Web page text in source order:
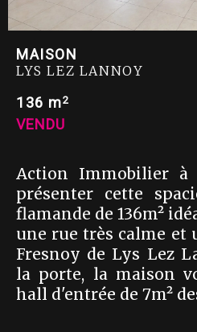
MAISON
LYS LEZ LANNOY
136 m2
VENDU
Action Immobilier
présenter cette
flamande de 136m²
une rue très calme et
Fresnoy de Lys Lez
la porte, la maison
hall d'entrée de 7m²